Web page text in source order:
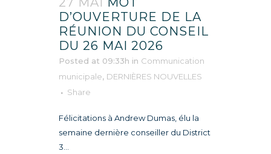
D’OUVERTURE DE LA
RÉUNION DU CONSEIL
DU 26 MAI 2026
Posted at 09:33h in Communication
municipale, DERNIÈRES NOUVELLES
Share
Félicitations à Andrew Dumas, élu la
semaine dernière conseiller du District
3...